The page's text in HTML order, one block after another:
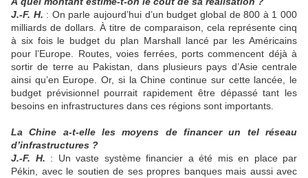
J.-F. H. : On parle aujourd’hui d’un budget global de 800 à 1 000
milliards de dollars. À titre de comparaison, cela représente cinq
à six fois le budget du plan Marshall lancé par les Américains
pour l’Europe. Routes, voies ferrées, ports commencent déjà à
sortir de terre au Pakistan, dans plusieurs pays d’Asie centrale
ainsi qu’en Europe. Or, si la Chine continue sur cette lancée, le
budget prévisionnel pourrait rapidement être dépassé tant les
besoins en infrastructures dans ces régions sont importants.
La Chine a-t-elle les moyens de financer un tel réseau
d’infrastructures ?
J.-F. H. : Un vaste système financier a été mis en place par
Pékin, avec le soutien de ses propres banques mais aussi avec